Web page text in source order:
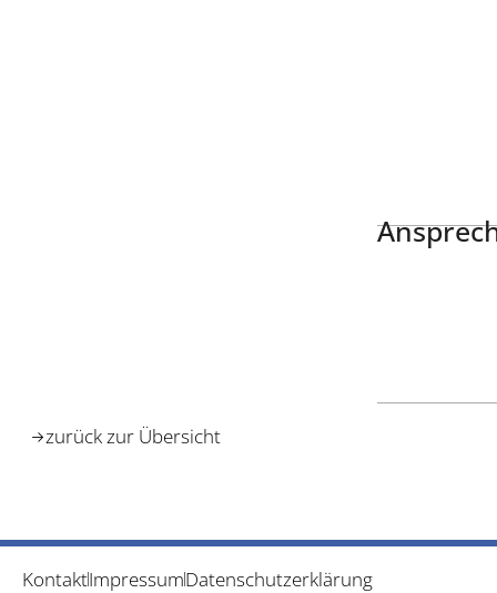
zurück zur Übersicht
KontaktImpressumDatenschutzerklärung